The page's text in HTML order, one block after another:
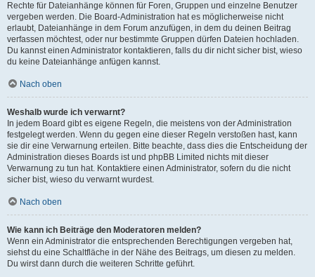
Rechte für Dateianhänge können für Foren, Gruppen und einzelne Benutzer
vergeben werden. Die Board-Administration hat es möglicherweise nicht
erlaubt, Dateianhänge in dem Forum anzufügen, in dem du deinen Beitrag
verfassen möchtest, oder nur bestimmte Gruppen dürfen Dateien hochladen.
Du kannst einen Administrator kontaktieren, falls du dir nicht sicher bist, wieso
du keine Dateianhänge anfügen kannst.
Nach oben
Weshalb wurde ich verwarnt?
In jedem Board gibt es eigene Regeln, die meistens von der Administration
festgelegt werden. Wenn du gegen eine dieser Regeln verstoßen hast, kann
sie dir eine Verwarnung erteilen. Bitte beachte, dass dies die Entscheidung der
Administration dieses Boards ist und phpBB Limited nichts mit dieser
Verwarnung zu tun hat. Kontaktiere einen Administrator, sofern du die nicht
sicher bist, wieso du verwarnt wurdest.
Nach oben
Wie kann ich Beiträge den Moderatoren melden?
Wenn ein Administrator die entsprechenden Berechtigungen vergeben hat,
siehst du eine Schaltfläche in der Nähe des Beitrags, um diesen zu melden.
Du wirst dann durch die weiteren Schritte geführt.